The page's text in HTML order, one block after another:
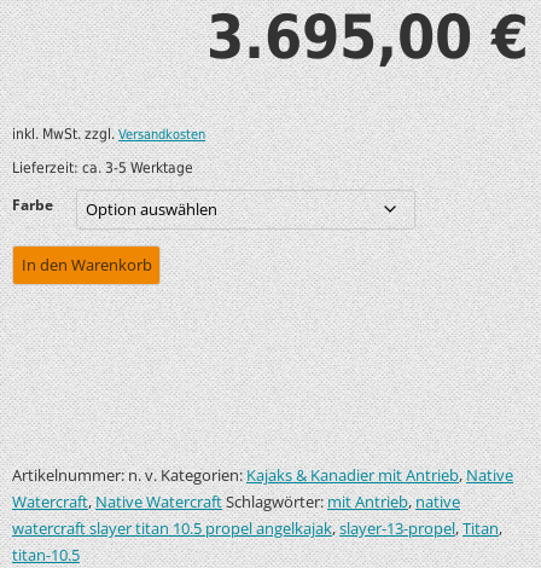
3.695,00€
inkl. MwSt. zzgl.Versandkosten
Lieferzeit:ca. 3-5 Werktage
Farbe
In den Warenkorb
Artikelnummer:n. v. Kategorien:Kajaks & Kanadier mit Antrieb,Native
Watercraft,Native WatercraftSchlagwörter:mit Antrieb,native
watercraft slayer titan 10.5 propel angelkajak,slayer-13-propel,Titan,
titan-10.5